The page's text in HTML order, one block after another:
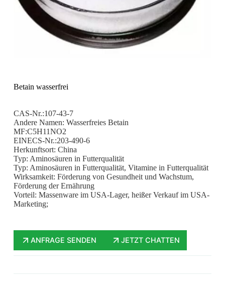
Betain wasserfrei
CAS-Nr.:107-43-7
Andere Namen: Wasserfreies Betain
MF:C5H11NO2
EINECS-Nr.:203-490-6
Herkunftsort: China
Typ: Aminosäuren in Futterqualität
Typ: Aminosäuren in Futterqualität, Vitamine in Futterqualität
Wirksamkeit: Förderung von Gesundheit und Wachstum,
Förderung der Ernährung
Vorteil: Massenware im USA-Lager, heißer Verkauf im USA-
Marketing;
ANFRAGE SENDEN JETZT CHATTEN